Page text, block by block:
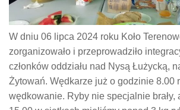
W dniu 06 lipca 2024 roku Koło
zorganizowało i przeprowadziło
członków oddziału nad Nysą Łużycką,
Żytowań. Wędkarze już o godzinie 8.00
wędkowanie. Ryby nie specjalnie brały,